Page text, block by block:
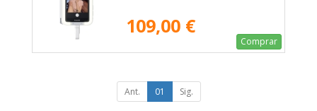
109,00 €
Comprar
Ant. 01 Sig.